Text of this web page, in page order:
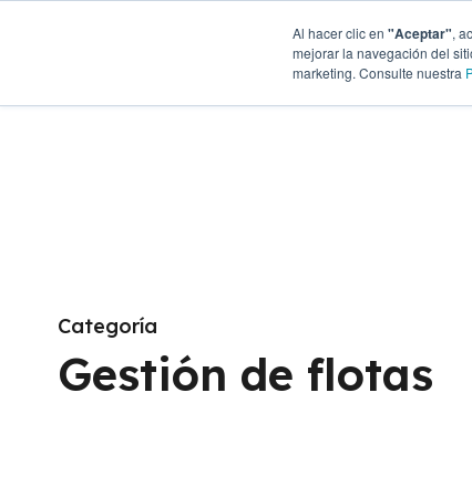
Al hacer clic en "Aceptar",
mejorar la navegación del
marketing. Consulte nuestra
Soluciones
Categoría
Gestión de flotas